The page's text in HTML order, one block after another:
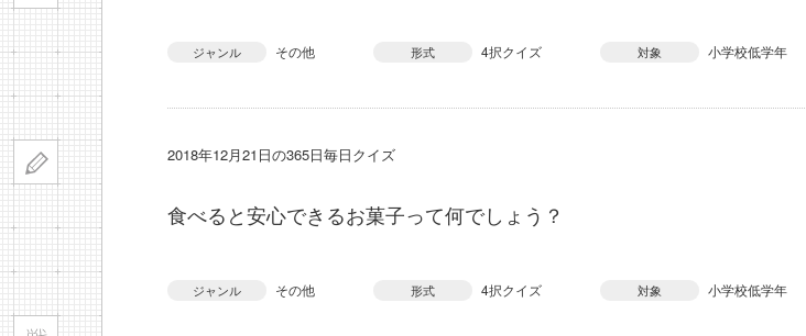
ジャンル その他 形式 4択クイズ 対象 小学校低学年
2018年12月21日の365日毎日クイズ
食べると安心できるお菓子って何でしょう？
ジャンル その他 形式 4択クイズ 対象 小学校低学年